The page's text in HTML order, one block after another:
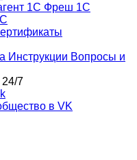
1С Фреш 1С
Инструкции Вопросы и
7